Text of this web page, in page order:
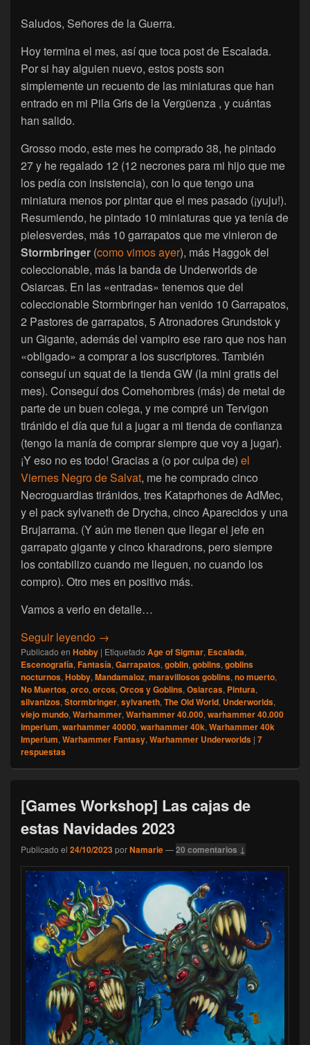
Saludos, Señores de la Guerra.
Hoy termina el mes, así que toca post de Escalada.
Por si hay alguien nuevo, estos posts son
simplemente un recuento de las miniaturas que han
entrado en mi Pila Gris de la Vergüenza , y cuántas
han salido.
Grosso modo, este mes he comprado 38, he pintado
27 y he regalado 12 (12 necrones para mi hijo que me
los pedía con insistencia), con lo que tengo una
miniatura menos por pintar que el mes pasado (¡yuju!).
Resumiendo, he pintado 10 miniaturas que ya tenía de
pielesverdes, más 10 garrapatos que me vinieron de
Stormbringer (como vimos ayer), más Haggok del
coleccionable, más la banda de Underworlds de
Osiarcas. En las «entradas» tenemos que del
coleccionable Stormbringer han venido 10 Garrapatos,
2 Pastores de garrapatos, 5 Atronadores Grundstok y
un Gigante, además del vampiro ese raro que nos han
«obligado» a comprar a los suscriptores. También
conseguí un squat de la tienda GW (la mini gratis del
mes). Conseguí dos Comehombres (más) de metal de
parte de un buen colega, y me compré un Tervigon
tiránido el día que fui a jugar a mi tienda de confianza
(tengo la manía de comprar siempre que voy a jugar).
¡Y eso no es todo! Gracias a (o por culpa de) el
Viernes Negro de Salvat, me he comprado cinco
Necroguardias tiránidos, tres Kataprhones de AdMec,
y el pack sylvaneth de Drycha, cinco Aparecidos y una
Brujarrama. (Y aún me tienen que llegar el jefe en
garrapato gigante y cinco kharadrons, pero siempre
los contabilizo cuando me lleguen, no cuando los
compro). Otro mes en positivo más.
Vamos a verlo en detalle…
Seguir leyendo [Escalada] Namarie, Noviembre 2024
→
Publicado en Hobby | Etiquetado Age of Sigmar, Escalada,
Escenografía, Fantasía, Garrapatos, goblin, goblins, goblins
nocturnos, Hobby, Mandamaloz, maravillosos goblins, no muerto,
No Muertos, orco, orcos, Orcos y Goblins, Osiarcas, Pintura,
silvanizos, Stormbringer, sylvaneth, The Old World, Underworlds,
viejo mundo, Warhammer, Warhammer 40.000, warhammer 40.000
imperium, warhammer 40000, warhammer 40k, Warhammer 40k
Imperium, Warhammer Fantasy, Warhammer Underworlds | 7
respuestas
[Games Workshop] Las cajas de
estas Navidades 2023
Publicado el 24/10/2023porNamarie—20 comentarios ↓